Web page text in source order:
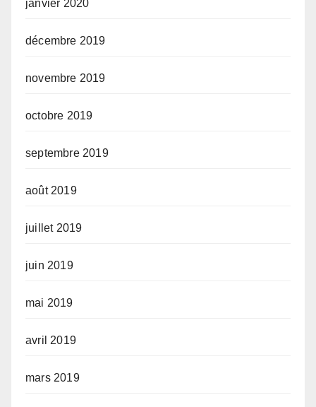
janvier 2020
décembre 2019
novembre 2019
octobre 2019
septembre 2019
août 2019
juillet 2019
juin 2019
mai 2019
avril 2019
mars 2019